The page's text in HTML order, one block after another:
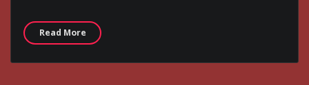
Read More